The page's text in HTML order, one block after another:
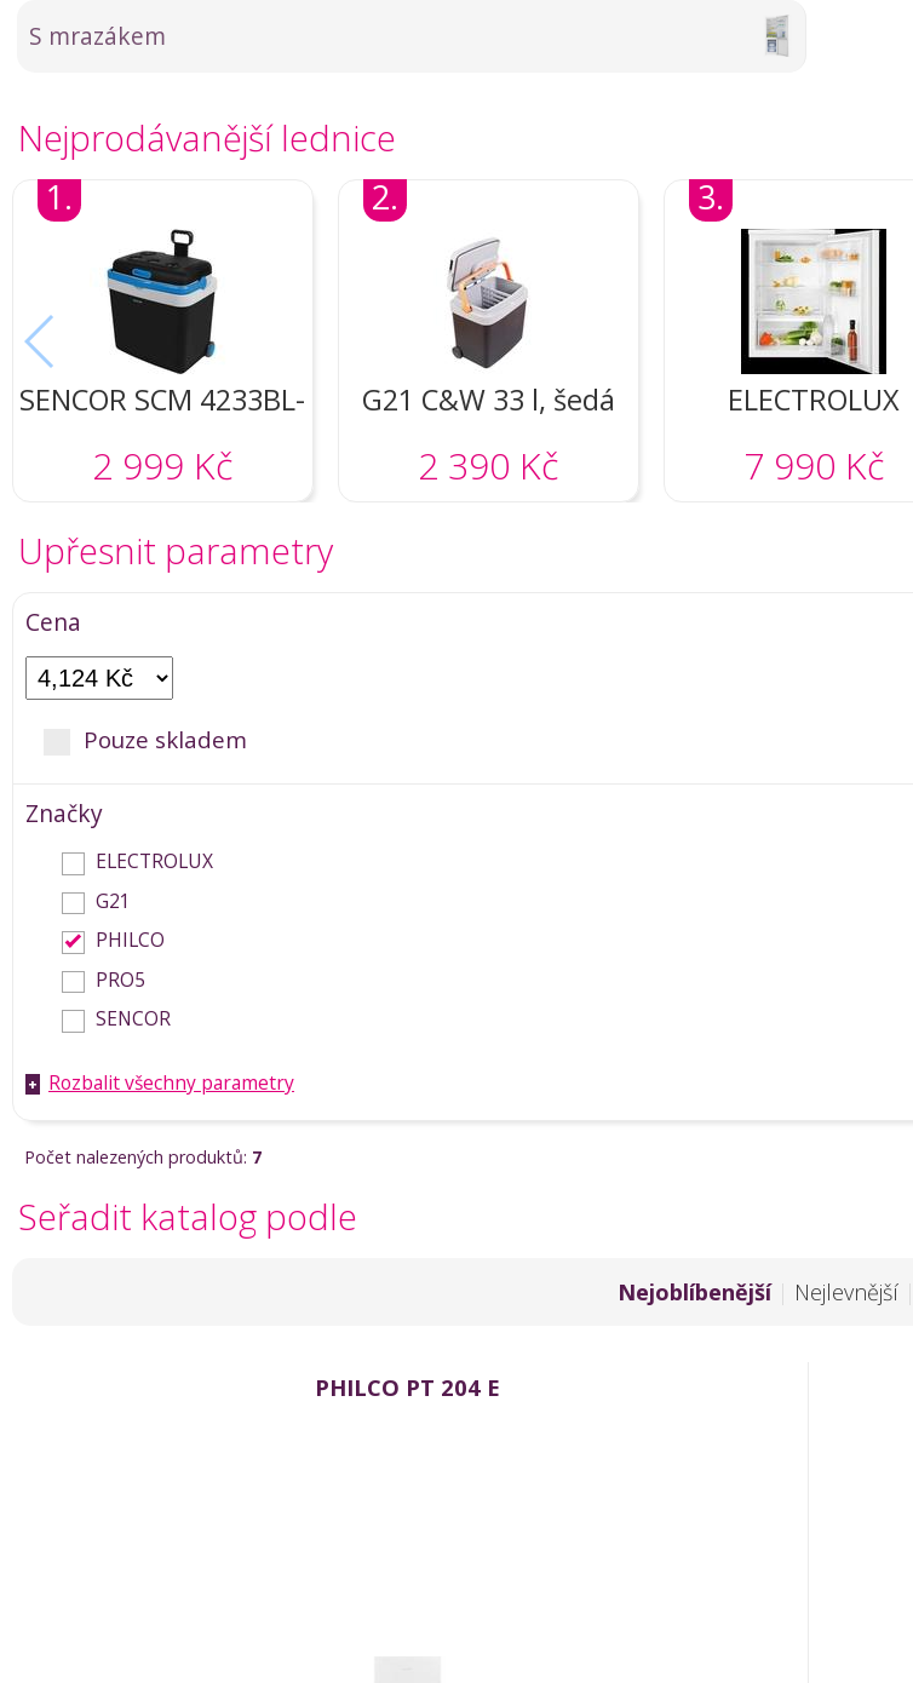
S mrazákem
Nejprodávanější lednice
1.
SENCOR SCM 4233BL-
2 999 Kč
2.
G21 C&W 33 l, šedá
2 390 Kč
3.
ELECTROLUX
7 990 Kč
Upřesnit parametry
Cena
Pouze skladem
Značky
ELECTROLUX
G21
PHILCO
PRO5
SENCOR
+ Rozbalit všechny parametry
Počet nalezených produktů: 7
Seřadit katalog podle
Nejoblíbenější | Nejlevnější |
PHILCO PT 204 E